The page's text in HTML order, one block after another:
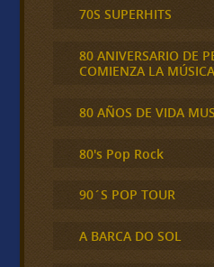
70S SUPERHITS
80 ANIVERSARIO DE
COMIENZA LA
80 AÑOS DE VIDA
80's Pop Rock
90´S POP TOUR
A BARCA DO SOL